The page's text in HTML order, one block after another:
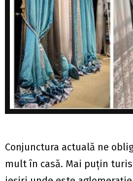
Conjunctura actuală ne
mult în casă. Mai puţin